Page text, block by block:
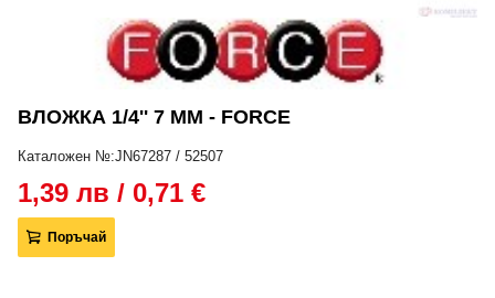
ВЛОЖКА 1/4'' 7 ММ - FORCE
Каталожен №:JN67287 / 52507
1,39 лв / 0,71 €
Поръчай